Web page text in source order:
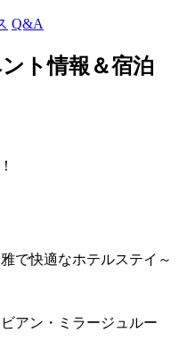
Q&A
ト情報＆宿泊
！
で快適なホテルステイ～
アン・ミラージュルー